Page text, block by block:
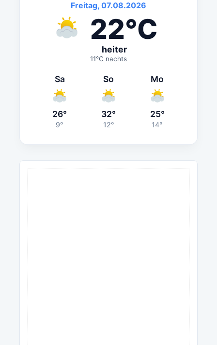
Freitag, 07.08.2026
22°C
heiter
11°C nachts
Sa
26°
9°
So
32°
12°
Mo
25°
14°